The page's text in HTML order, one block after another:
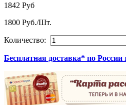
1842 Руб
1800 Руб./Шт.
Количество:
Бесплатная доставка* по России